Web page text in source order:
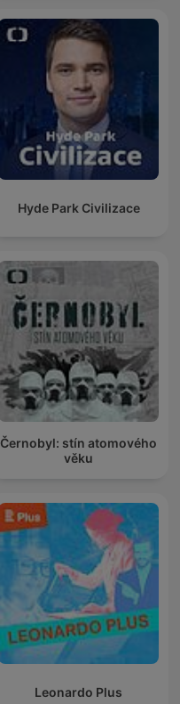
Hyde Park Civilizace
Černobyl: stín atomového
věku
Leonardo Plus